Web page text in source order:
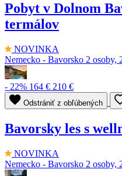
Pobyt v Dolnom
termálov
NOVINKA
Nemecko - Bavorsko 2 osoby,
- 22% 164 € 210 €
Odstrániť z obľúbených
Bavorsky les s
NOVINKA
Nemecko - Bavorsko 2 osoby,